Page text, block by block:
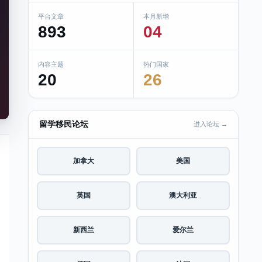
平台文章
893
本月新增
04
内容主题
20
热门国家
26
留学移民论坛 进入论坛 →
加拿大 美国
英国 澳大利亚
新西兰 爱尔兰